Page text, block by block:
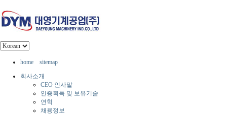
home
sitemap
회사소개
CEO 인사말
인증획득 및 보유기술
연혁
채용정보